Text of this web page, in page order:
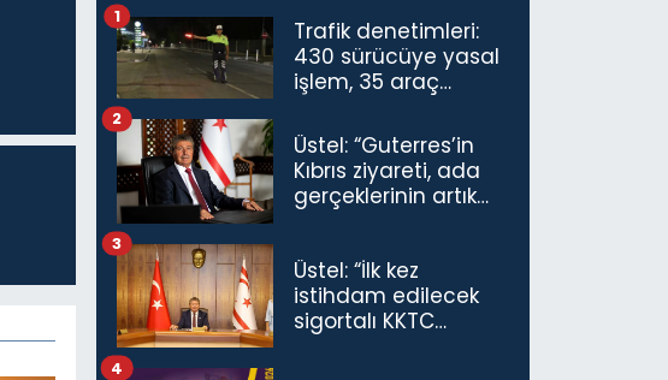
Trafik denetimleri:
430 sürücüye yasal
işlem, 35 araç
1
Üstel: “Guterres’in
Kıbrıs ziyareti, ada
gerçeklerinin artık
göstermiştir”
2
Üstel: “İlk kez
istihdam edilecek
sigortalı KKTC
3
4